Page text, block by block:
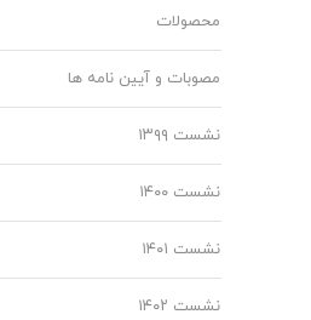
محصولات
مصوبات و آیین نامه ها
نشست ۱۳۹۹
نشست ۱۴۰۰
نشست ۱۴۰۱
نشست ۱۴۰۲